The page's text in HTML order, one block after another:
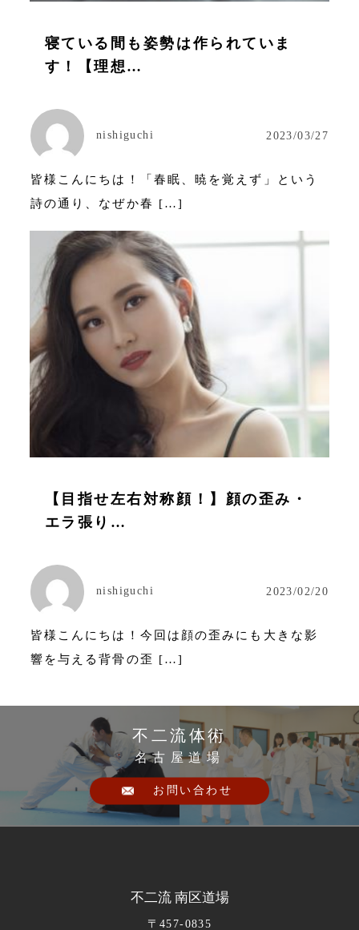
寝ている間も姿勢は作られていま
す！【理想…
nishiguchi 2023/03/27
皆様こんにちは！「春眠、暁を覚えず」という
詩の通り、なぜか春 […]
【目指せ左右対称顔！】顔の歪み・
エラ張り…
nishiguchi 2023/02/20
皆様こんにちは！今回は顔の歪みにも大きな影
響を与える背骨の歪 […]
不二流体術
名古屋道場
お問い合わせ
不二流 南区道場
〒457-0835